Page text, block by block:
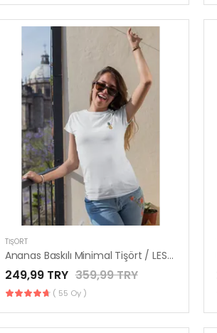
TIŞÖRT
Ananas Baskılı Minimal Tişört / LES MINORIA
249,99 TRY 359,99 TRY
( 55 Oy )